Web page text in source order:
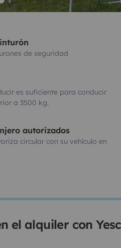
de seguridad
es suficiente para conducir
a 3500 kg.
autorizados
circular con su vehículo en
el alquiler con